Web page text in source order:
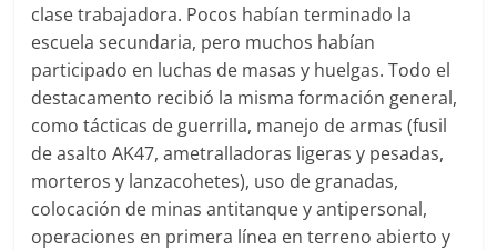
clase trabajadora. Pocos habían terminado la
escuela secundaria, pero muchos habían
participado en luchas de masas y huelgas. Todo el
destacamento recibió la misma formación general,
como tácticas de guerrilla, manejo de armas (fusil
de asalto AK47, ametralladoras ligeras y pesadas,
morteros y lanzacohetes), uso de granadas,
colocación de minas antitanque y antipersonal,
operaciones en primera línea en terreno abierto y